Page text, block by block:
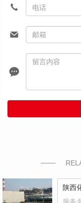
陕西